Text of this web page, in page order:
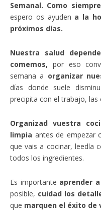
Semanal. Como
espero os ayuden a la
próximos días.
Nuestra salud
comemos, por eso
semana a organizar
días donde suele
precipita con el trabajo, las
Organizad vuestra
limpia antes de empezar
que vais a cocinar, leedla
todos los ingredientes.
Es importante aprender
posible, cuidad los
que marquen el éxito de